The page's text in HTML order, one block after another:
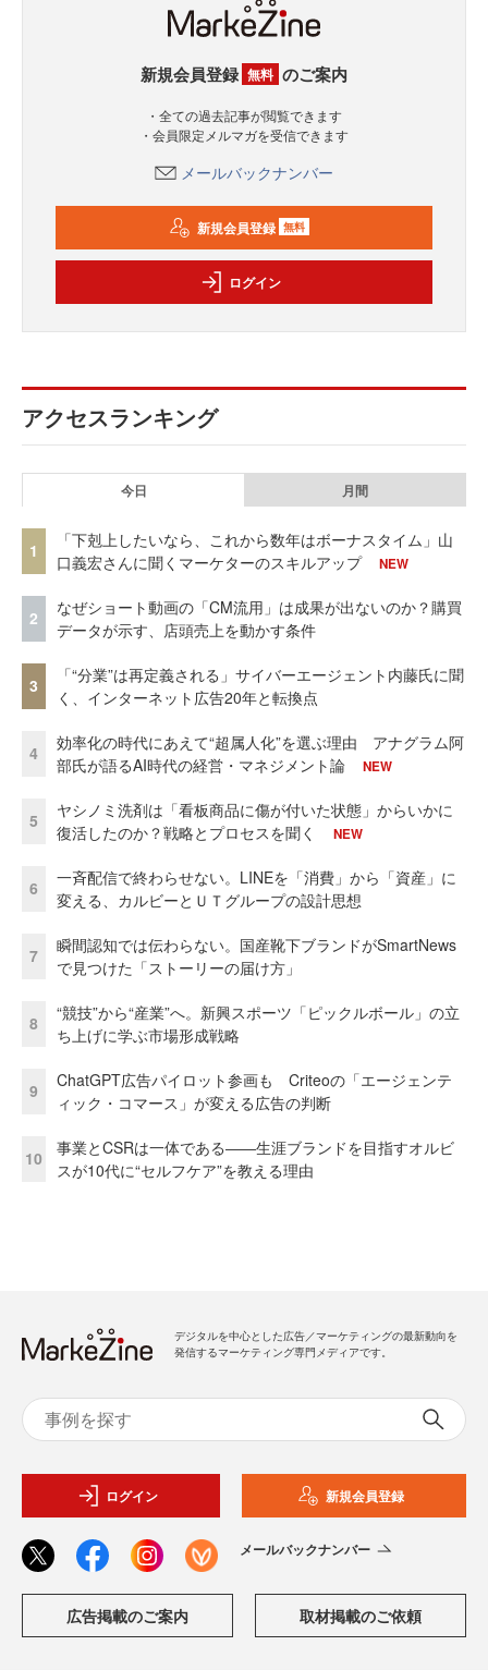
新規会員登録 無料 のご案内
・全ての過去記事が閲覧できます
・会員限定メルマガを受信できます
メールバックナンバー
新規会員登録 無料
ログイン
アクセスランキング
今日 月間
1
「下剋上したいなら、これから数年はボーナスタイム」山
口義宏さんに聞くマーケターのスキルアップ
NEW
2
なぜショート動画の「CM流用」は成果が出ないのか？購買
データが示す、店頭売上を動かす条件
3
「“分業”は再定義される」サイバーエージェント内藤氏に聞
く、インターネット広告20年と転換点
4
効率化の時代にあえて“超属人化”を選ぶ理由 アナグラム阿
部氏が語るAI時代の経営・マネジメント論
NEW
5
ヤシノミ洗剤は「看板商品に傷が付いた状態」からいかに
復活したのか？戦略とプロセスを聞く
NEW
6
一斉配信で終わらせない。LINEを「消費」から「資産」に
変える、カルビーとＵＴグループの設計思想
7
瞬間認知では伝わらない。国産靴下ブランドがSmartNews
で見つけた「ストーリーの届け方」
8
“競技”から“産業”へ。新興スポーツ「ピックルボール」の立
ち上げに学ぶ市場形成戦略
9
ChatGPT広告パイロット参画も Criteoの「エージェンテ
ィック・コマース」が変える広告の判断
10
事業とCSRは一体である――生涯ブランドを目指すオルビ
スが10代に“セルフケア”を教える理由
デジタルを中心とした広告／マーケティングの最新動向を
発信するマーケティング専門メディアです。
ログイン 新規会員登録
メールバックナンバー
広告掲載のご案内 取材掲載のご依頼